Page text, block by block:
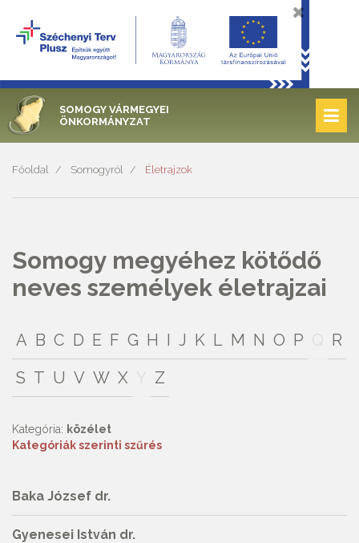
SOMOGY VÁRMEGYEI
ÖNKORMÁNYZAT
Főoldal Somogyról Életrajzok
Somogy megyéhez kötődő
neves személyek életrajzai
A B C D E F G H I J K L M N O P
R
S T U V W X Z
Kategória: közélet
Kategóriák szerinti szűrés
Baka József dr.
Gyenesei István dr.